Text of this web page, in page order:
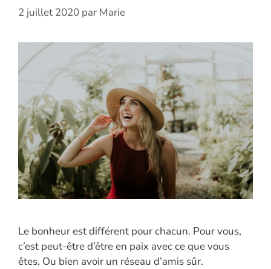
2 juillet 2020 par Marie
Le bonheur est différent pour chacun. Pour vous,
c’est peut-être d’être en paix avec ce que vous
êtes. Ou bien avoir un réseau d’amis sûr.